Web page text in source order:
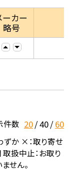
ーカー
略号
件数 20 40 60
か ×：取り寄せ
扱中止：お取り
せん。